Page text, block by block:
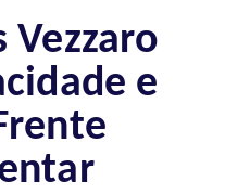
Vezzaro
e